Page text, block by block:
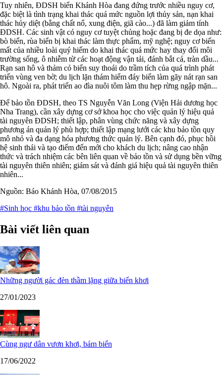
Tuy nhiên, ĐDSH biển Khánh Hòa đang đứng trước nhiều nguy cơ,
đặc biệt là tình trạng khai thác quá mức nguồn lợi thủy sản, nạn khai
thác hủy diệt (bằng chất nổ, xung điện, giã cào...) đã làm giảm tính
ĐDSH. Các sinh vật có nguy cơ tuyệt chủng hoặc đang bị đe dọa như:
bò biển, rùa biển bị khai thác làm thực phẩm, mỹ nghệ; nguy cơ biến
mất của nhiều loài quý hiếm do khai thác quá mức hay thay đổi môi
trường sống, ô nhiễm từ các hoạt động vận tải, đánh bắt cá, tràn dầu...
Rạn san hô và thảm cỏ biển suy thoái do trầm tích của quá trình phát
triển vùng ven bờ; du lịch lặn thám hiểm đáy biển làm gãy nát rạn san
hô. Ngoài ra, phát triển ao đìa nuôi tôm làm thu hẹp rừng ngập mặn...
Để bảo tồn ĐDSH, theo TS Nguyễn Văn Long (Viện Hải dương học
Nha Trang), cần xây dựng cơ sở khoa học cho việc quản lý hiệu quả
tài nguyên ĐDSH; thiết lập, phân vùng chức năng và xây dựng
phương án quản lý phù hợp; thiết lập mạng lưới các khu bảo tồn quy
mô nhỏ và đa dạng hóa phương thức quản lý. Bên cạnh đó, phục hồi
hệ sinh thái và tạo điểm đến mới cho khách du lịch; nâng cao nhận
thức và trách nhiệm các bên liên quan về bảo tồn và sử dụng bền vững
tài nguyên thiên nhiên; giám sát và đánh giá hiệu quả tài nguyên thiên
nhiên...
Nguồn: Báo Khánh Hòa, 07/08/2015
#Sinh học #khu bảo tồn #tài nguyên
Bài viết liên quan
Những người gác đèn thầm lặng giữa biển khơi
27/01/2023
Cùng ngư dân vươn khơi, bám biển
17/06/2022